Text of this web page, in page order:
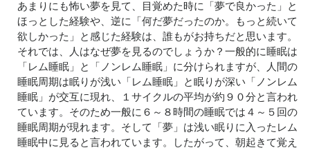
あまりにも怖い夢を見て、目覚めた時に「夢で良かった」と
ほっとした経験や、逆に「何だ夢だったのか。もっと続いて
欲しかった」と感じた経験は、誰もがお持ちだと思います。
それでは、人はなぜ夢を見るのでしょうか？一般的に睡眠は
「レム睡眠」と「ノンレム睡眠」に分けられますが、人間の
睡眠周期は眠りが浅い「レム睡眠」と眠りが深い「ノンレム
睡眠」が交互に現れ、１サイクルの平均が約９０分と言われ
ています。そのため一般に６～８時間の睡眠では４～５回の
睡眠周期が現れます。そして「夢」は浅い眠りに入ったレム
睡眠中に見ると言われています。したがって、朝起きて覚え